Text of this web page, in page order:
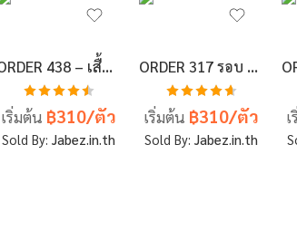
ORDER 438 – เสื้อเบสบอลพิมพ์ลาย สั่งทำ ออกแบบเอง
ให้คะแนน
4.5 ตั้งแต่
1-5 คะแนน
เริ่มต้น ฿310/ตัว
Sold By: Jabez.in.th
ORDER 317 รอบ 4 – เสื้อเบสบอลพิมพ์ลาย สั่งทำ ออกแบบเอง
ให้คะแนน
4.67ตั้งแต่
1-5 คะแนน
เริ่มต้น ฿310/ตัว
Sold By: Jabez.in.th